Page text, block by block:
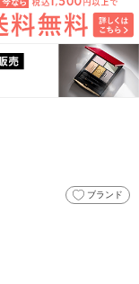
ブランド